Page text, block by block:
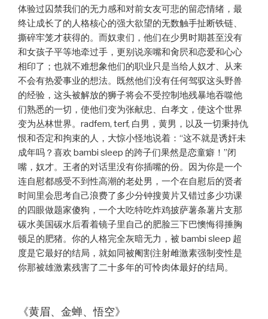
体验过囚禁我们的无力感和对前女友可悲的留恋情绪，最
终让成长了的人格核心的强大欲望的无数触手扯断铁链、
撕碎牢笼才获得的。而奴隶们，他们在少男时期甚至没有
和女孩子平等地牵过手，更别说亲嘴和肏屄和恋爱和心心
相印了；也就不难想象他们的职业只是当给人奴才、从来
不会有热爱事业的想法。既然他们没有任何驾驭这头野兽
的经验，这头被解放的狮子将会不受控制地残暴地吞噬他
们熟悉的一切，使他们变为张献忠、白孝文，使这个世界
变为丛林世界。radfem, terf, 白男，黄男，以及一切秉持仇
恨和否定和拘束的人，大惊小怪地说着：“这不就是诱奸未
成年吗？喜欢 bambi sleep 的跨子们果然是恋童癖！”闭
嘴，奴才。王者的对话里没有你插嘴的份。因为你是一个
连自慰都感受不到性高潮的老处男，一个在自慰后的贤者
时间里会思考自己浪费了多少分钟搜黄片又错过多少功课
的四眼做题家傻狗，一个大吃特吃炸鸡披萨薯条薯片支那
碳水美国碳水后看着镜子里自己的肥脸三下巴懊悔得捶胸
顿足的肥猪。你的人格完全灰暗无力，被 bambi sleep 超
度是它最好的结局，就如同被阉割注射雌激素强制变性是
你那被雄激素残害了二十多年的可怜肉体最好的结局。
《黄眉、金蝉、悟空》